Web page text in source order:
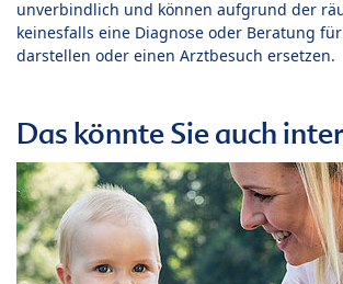
unverbindlich und können aufgrund der
keinesfalls eine Diagnose oder Beratung
darstellen oder einen Arztbesuch ersetzen.
Das könnte Sie auch